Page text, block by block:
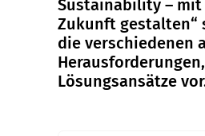
Sustainability –
Zukunft gestalten“
die verschiedenen
Lösungsansätze